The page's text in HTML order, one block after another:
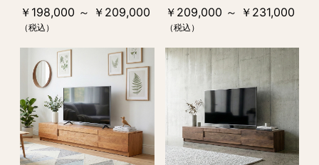
￥198,000 ～ ￥209,000
（税込）
￥209,000 ～ ￥231,000
（税込）